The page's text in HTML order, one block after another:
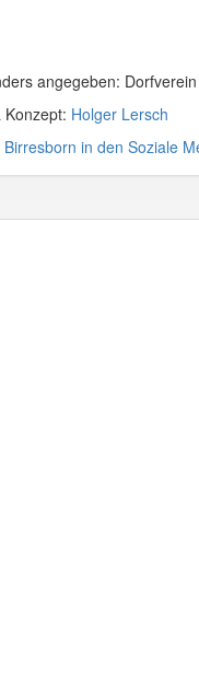
angegeben:
Holger Lersch
Birresborn in den Soziale